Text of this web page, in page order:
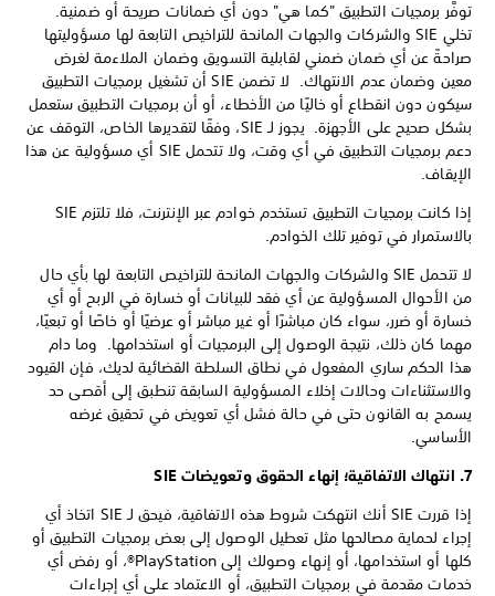
توفَّر برمجيات التطبيق "كما هي" دون أي ضمانات صريحة أو ضمنية.
تخلي SIE والشركات والجهات المانحة للتراخيص التابعة لها مسؤوليتها
صراحةً عن أي ضمان ضمني لقابلية التسويق وضمان الملاءمة لغرض
معين وضمان عدم الانتهاك. لا تضمن SIE أن تشغيل برمجيات التطبيق
سيكون دون انقطاع أو خاليًا من الأخطاء، أو أن برمجيات التطبيق ستعمل
بشكل صحيح على الأجهزة. يجوز لـ SIE، وفقًا لتقديرها الخاص، التوقف عن
دعم برمجيات التطبيق في أي وقت، ولا تتحمل SIE أي مسؤولية عن هذا
الإيقاف.
إذا كانت برمجيات التطبيق تستخدم خوادم عبر الإنترنت، فلا تلتزم SIE
بالاستمرار في توفير تلك الخوادم.
لا تتحمل SIE والشركات والجهات المانحة للتراخيص التابعة لها بأي حال
من الأحوال المسؤولية عن أي فقد للبيانات أو خسارة في الربح أو أي
خسارة أو ضرر، سواء كان مباشرًا أو غير مباشر أو عرضيًا أو خاصًا أو تبعيًا،
مهما كان ذلك، نتيجة الوصول إلى البرمجيات أو استخدامها. وما دام
هذا الحكم ساري المفعول في نطاق السلطة القضائية لديك، فإن القيود
والاستثناءات وحالات إخلاء المسؤولية السابقة تنطبق إلى أقصى حد
يسمح به القانون حتى في حالة فشل أي تعويض في تحقيق غرضه
الأساسي.
7. انتهاك الاتفاقية؛ إنهاء الحقوق وتعويضات SIE
إذا قررت SIE أنك انتهكت شروط هذه الاتفاقية، فيحق لـ SIE اتخاذ أي
إجراء لحماية مصالحها مثل تعطيل الوصول إلى بعض برمجيات التطبيق أو
كلها أو استخدامها، أو إنهاء وصولك إلى PlayStation®، أو رفض أي
خدمات مقدمة في برمجيات التطبيق، أو الاعتماد على أي إجراءات